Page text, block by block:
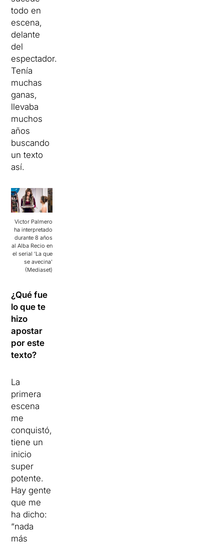
todo en
escena,
delante
del
espectador.
Tenía
muchas
ganas,
llevaba
muchos
años
buscando
un texto
así.
Victor Palmero
ha interpretado
durante 8 años
al Alba Recio en
el serial ‘La que
se avecina’
(Mediaset)
¿Qué fue
lo que te
hizo
apostar
por este
texto?
La
primera
escena
me
conquistó,
tiene un
inicio
super
potente.
Hay gente
que me
ha dicho:
“nada
más